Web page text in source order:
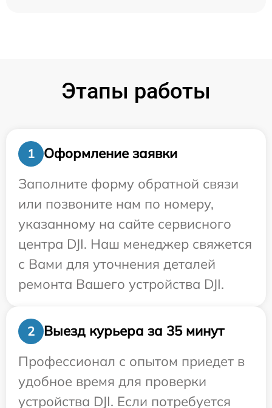
Этапы работы
1
Оформление заявки
Заполните форму обратной связи
или позвоните нам по номеру,
указанному на сайте сервисного
центра DJI. Наш менеджер свяжется
с Вами для уточнения деталей
ремонта Вашего устройства DJI.
2
Выезд курьера за 35 минут
Профессионал с опытом приедет в
удобное время для проверки
устройства DJI. Если потребуется